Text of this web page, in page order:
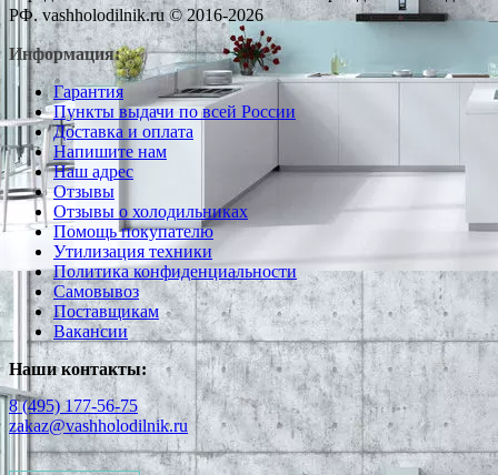
РФ. vashholodilnik.ru © 2016-2026
Информация:
Гарантия
Пункты выдачи по всей России
Доставка и оплата
Напишите нам
Наш адрес
Отзывы
Отзывы о холодильниках
Помощь покупателю
Утилизация техники
Политика конфиденциальности
Самовывоз
Поставщикам
Вакансии
Наши контакты:
8 (495) 177-56-75
zakaz@vashholodilnik.ru